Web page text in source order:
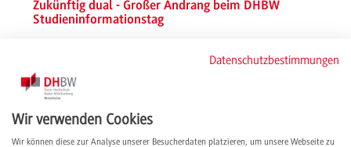
Zukünftig dual - Großer Andrang beim DHBW
Studieninformationstag
Gelegenheit und informierten sich intensiv über das duale Studium, die
Partnerunternehmen und die vielfältigen Projekte an der DHBW
Mannheim.
Datenschutzbestimmungen
Wir verwenden Cookies
Wir können diese zur Analyse unserer Besucherdaten platzieren, um unsere Webseite zu